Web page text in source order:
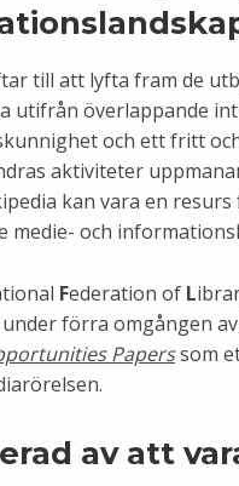
till att lyfta fram de
utifrån överlappande
och ett fritt
aktiviteter
kan vara en
medie- och
Federation of L
förra omgången
Paperssom
av att